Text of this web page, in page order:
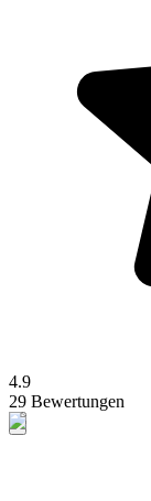
4.9
29 Bewertungen